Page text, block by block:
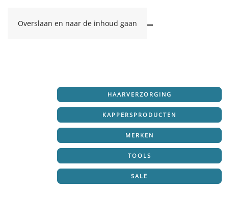
Overslaan en naar de inhoud gaan
HAARVERZORGING
KAPPERSPRODUCTEN
MERKEN
TOOLS
SALE